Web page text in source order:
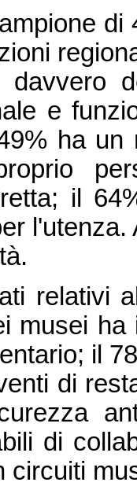
davvero
e
ha
il
relativi
musei
il
di
di
circuiti